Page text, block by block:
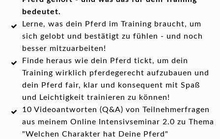
bedeutet.
Lerne, was dein Pferd im Training braucht, um
sich gelobt und bestätigt zu fühlen - und noch
besser mitzuarbeiten!
Finde heraus wie dein Pferd tickt, um dein
Training wirklich pferdegerecht aufzubauen und
dein Pferd fair, klar und konsequent mit Spaß
und Leichtigkeit trainieren zu können!
10 Videoantworten (Q&A) von Teilnehmerfragen
aus meinem Online Intensivseminar 2.0 zu Thema
"Welchen Charakter hat Deine Pferd"